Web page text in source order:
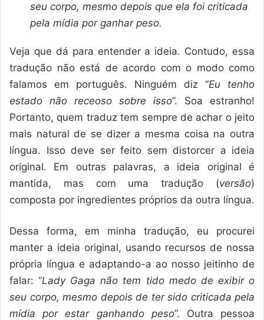
seu corpo, mesmo depois que ela foi criticada
pela mídia por ganhar peso.
Veja que dá para entender a ideia. Contudo, essa
tradução não está de acordo com o modo como
falamos em português. Ninguém diz “Eu tenho
estado não receoso sobre isso”. Soa estranho!
Portanto, quem traduz tem sempre de achar o jeito
mais natural de se dizer a mesma coisa na outra
língua. Isso deve ser feito sem distorcer a ideia
original. Em outras palavras, a ideia original é
mantida, mas com uma tradução (versão)
composta por ingredientes próprios da outra língua.
Dessa forma, em minha tradução, eu procurei
manter a ideia original, usando recursos de nossa
própria língua e adaptando-a ao nosso jeitinho de
falar: “Lady Gaga não tem tido medo de exibir o
seu corpo, mesmo depois de ter sido criticada pela
mídia por estar ganhando peso”. Outra pessoa